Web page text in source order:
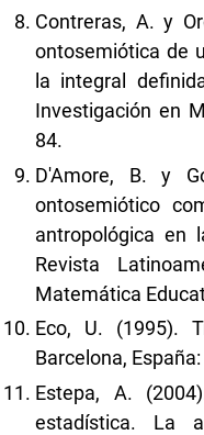
Contreras, A. y
ontosemiótica de
la integral
Investigación en
84.
D'Amore, B. y
ontosemiótico
antropológica en
Revista
Matemática
Eco, U. (1995).
Barcelona,
Estepa, A.
estadística. La